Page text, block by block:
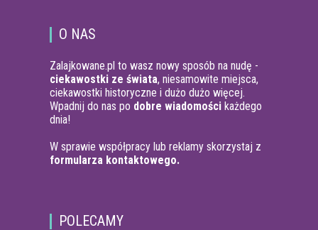
O NAS
Zalajkowane.pl to wasz nowy sposób na nudę -
ciekawostki ze świata, niesamowite miejsca,
ciekawostki historyczne i dużo dużo więcej.
Wpadnij do nas po dobre wiadomości każdego
dnia!
W sprawie współpracy lub reklamy skorzystaj z
formularza kontaktowego.
POLECAMY